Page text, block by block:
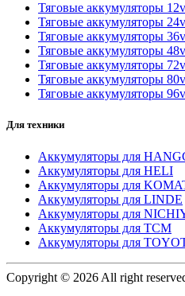
Тяговые аккумуляторы 12v
Тяговые аккумуляторы 24v
Тяговые аккумуляторы 36v
Тяговые аккумуляторы 48v
Тяговые аккумуляторы 72v
Тяговые аккумуляторы 80v
Тяговые аккумуляторы 96v
Для техники
Аккумуляторы для
Аккумуляторы для HELI
Аккумуляторы для
Аккумуляторы для LINDE
Аккумуляторы для
Аккумуляторы для TCM
Аккумуляторы для
Copyright © 2026 All right